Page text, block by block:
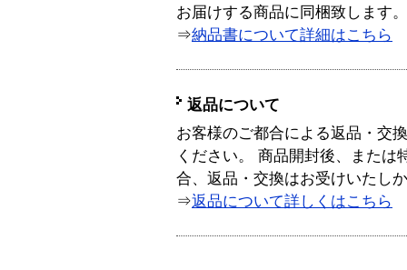
お届けする商品に同梱致します。
⇒納品書について詳細はこちら
返品について
お客様のご都合による返品・交
ください。 商品開封後、または
合、返品・交換はお受けいたし
⇒返品について詳しくはこちら